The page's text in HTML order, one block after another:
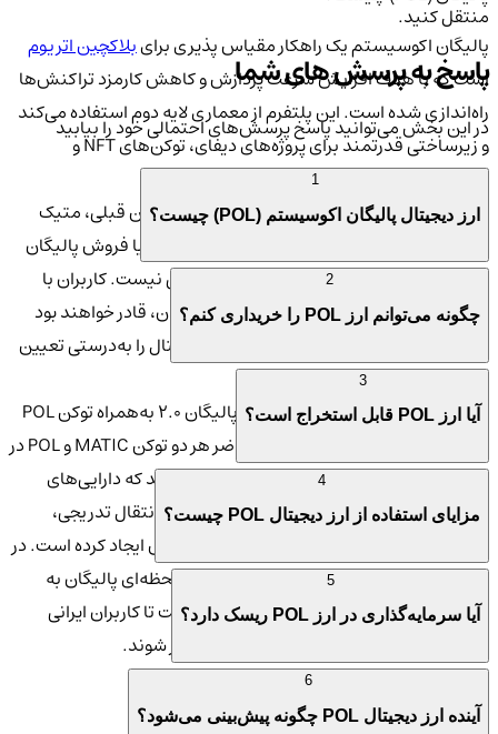
پالیگان اکوسیستم یک راهکار مقیاس‌ پذیری برایبلاکچین اتریوم
است که با هدف افزایش سرعت پردازش و کاهش کارمزد تراکنش‌ها
راه‌اندازی شده است. این پلتفرم از معماری لایه دوم استفاده می‌کند
و زیرساختی قدرتمند برای پروژه‌های دیفای، توکن‌های NFT و
اپلیکیشن‌های غیرمتمرکز فراهم کرده است.
توکن بومی این شبکه، POL نام دارد و جایگزین توکن قبلی، متیک
(MATIC)، شده است. تصمیم‌ گیری در مورد خرید یا فروش پالیگان
اکوسیستم تنها با اتکا به قیمت لحظه‌ای کافی نیست. کاربران با
تحلیل روند بازار و بررسی قیمت لحظه‌ای پالیگان، قادر خواهند بود
زمان مناسب برای خرید یا فروش این ارز دیجیتال را به‌درستی تعیین
کنند.
در تاریخ آگوست ۲۰۲۴، نسخه جدید پالیگان ۲.۰ به‌همراه توکن POL
به‌صورت رسمی عرضه شد. در حال حاضر هر دو توکن MATIC و POL در
بازار در گردش هستند و کاربران این امکان را دارند که دارایی‌های
قبلی خود را به ارز جدید تبدیل کنند. این فرآیند انتقال تدریجی،
فرصت‌هایی برای تنوع در استراتژی خرید و فروش ایجاد کرده است. در
صرافی کیف پول من، امکان مشاهده قیمت لحظه‌ای پالیگان به
تومان و دلار در کنار ابزارهای تحلیلی فراهم است تا کاربران ایرانی
بتوانند بدون واسطه و با دقت بالا وارد این بازار شوند.
تاریخچه پالیگان (POL)
منتقل کنید.
پاسخ به پرسش های شما
در این بخش می‌توانید پاسخ پرسش‌های احتمالی خود را بیابید
ارز دیجیتال پالیگان اکوسیستم (POL) چیست؟
چگونه می‌توانم ارز POL را خریداری کنم؟
آیا ارز POL قابل استخراج است؟
مزایای استفاده از ارز دیجیتال POL چیست؟
آیا سرمایه‌گذاری در ارز POL ریسک دارد؟
آینده ارز دیجیتال POL چگونه پیش‌بینی می‌شود؟